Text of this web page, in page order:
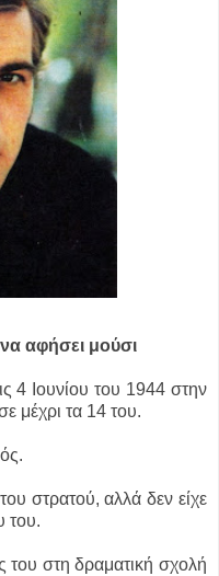
αφήσει μούσι
4 Ιουνίου του 1944 στην
μέχρι τα 14 του.
στρατού, αλλά δεν είχε
του.
του στη δραματική σχολή